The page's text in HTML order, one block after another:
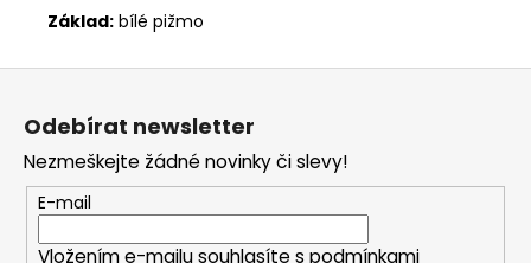
Základ: bílé pižmo
Z
Odebírat newsletter
Nezmeškejte žádné novinky či slevy!
E-mail
Vložením e-mailu souhlasíte s podmínkami